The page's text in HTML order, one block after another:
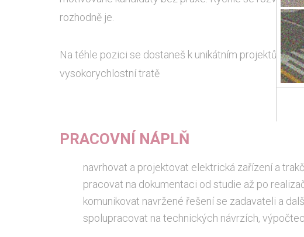
rozhodně je.
Na téhle pozici se dostaneš k unikátním projektům
vysokorychlostní tratě
PRACOVNÍ NÁPLŇ
navrhovat a projektovat elektrická zařízení a
pracovat na dokumentaci od studie až po
komunikovat navržené řešení se zadavateli a
spolupracovat na technických návrzích,